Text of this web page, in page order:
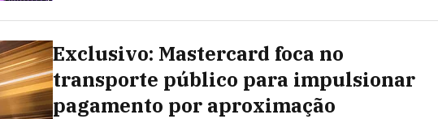
Exclusivo: Mastercard foca no
transporte público para impulsionar
pagamento por aproximação